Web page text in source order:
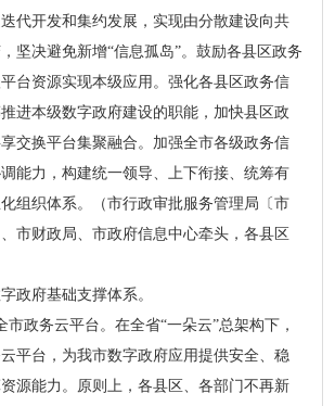
代开发和集约发展，实现由分散建设向共
坚决避免新增“信息孤岛”。鼓励各县区政务
台资源实现本级应用。强化各县区政务信
进本级数字政府建设的职能，加快县区政
交换平台集聚融合。加强全市各级政务信
能力，构建统一领导、上下衔接、统筹有
组织体系。（市行政审批服务管理局〔市
市财政局、市政府信息中心牵头，各县区
字政府基础支撑体系。
市政务云平台。在全省“一朵云”总架构下，
平台，为我市数字政府应用提供安全、稳
源能力。原则上，各县区、各部门不再新